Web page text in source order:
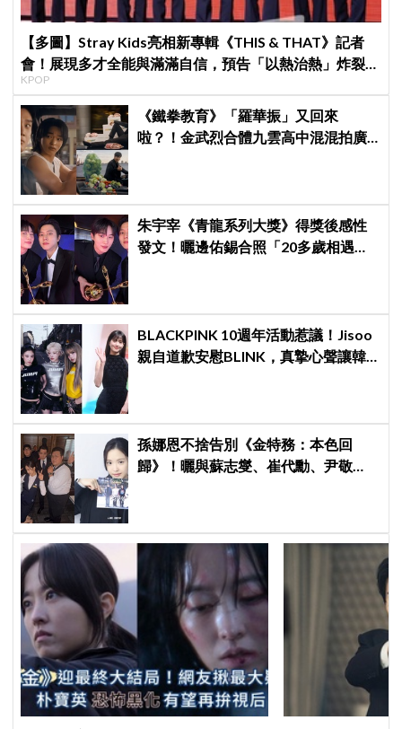
【多圖】Stray Kids亮相新專輯《THIS & THAT》記者
會！展現多才全能與滿滿自信，預告「以熱治熱」炸裂夏
日音樂圈
KPOP
《鐵拳教育》「羅華振」又回來
啦？！金武烈合體九雲高中混混拍廣
朱宇宰《青龍系列大獎》得獎後感性
發文！曬邊佑錫合照「20多歲相遇，
BLACKPINK 10週年活動惹議！Jisoo
親自道歉安慰BLINK，真摯心聲讓韓
孫娜恩不捨告別《金特務：本色回
歸》！曬與蘇志燮、崔代勳、尹敬